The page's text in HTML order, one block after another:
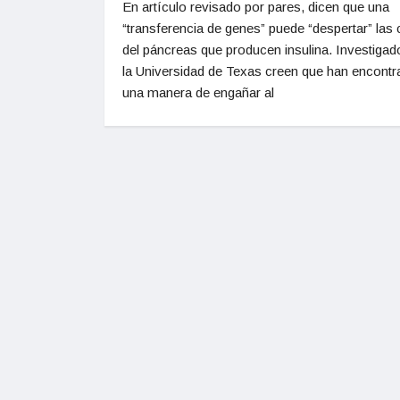
En artículo revisado por pares, dicen que una
“transferencia de genes” puede “despertar” las
del páncreas que producen insulina.
la Universidad de Texas creen que han
una manera de engañar al